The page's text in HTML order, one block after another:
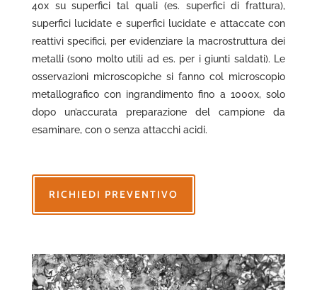
40x su superfici tal quali (es. superfici di frattura),
superfici lucidate e superfici lucidate e attaccate con
reattivi specifici, per evidenziare la macrostruttura dei
metalli (sono molto utili ad es. per i giunti saldati). Le
osservazioni microscopiche si fanno col microscopio
metallografico con ingrandimento fino a 1000x, solo
dopo un’accurata preparazione del campione da
esaminare, con o senza attacchi acidi.
RICHIEDI PREVENTIVO